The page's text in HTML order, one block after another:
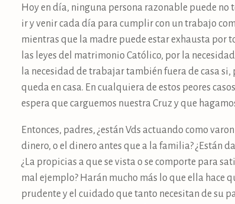
Hoy en día, ninguna persona razonable puede
ir y venir cada día para cumplir con un trabajo
mientras que la madre puede estar exhausta por
las leyes del matrimonio Católico, por la
la necesidad de trabajar también fuera de casa
queda en casa. En cualquiera de estos peores
espera que carguemos nuestra Cruz y que
Entonces, padres, ¿están Vds actuando como
dinero, o el dinero antes que a la familia? ¿Están
¿La propicias a que se vista o se comporte para
mal ejemplo? Harán mucho más lo que ella hace
prudente y el cuidado que tanto necesitan de su